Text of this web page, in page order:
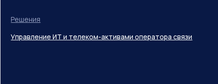
Решения
Управление ИТ и телеком-активами оператора связи